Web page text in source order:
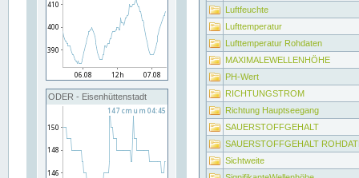
ODER - Eisenhüttenstadt
Luftfeuchte
Lufttemperatur
Lufttemperatur Rohdaten
MAXIMALEWELLENHÖHE
PH-Wert
RICHTUNGSTROM
Richtung Hauptseegang
SAUERSTOFFGEHALT
SAUERSTOFFGEHALT
Sichtweite